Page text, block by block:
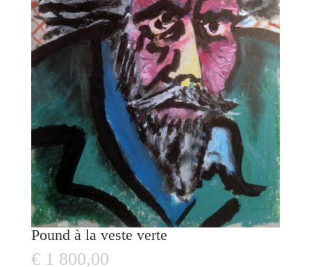
Pound à la veste verte
€1 800,00